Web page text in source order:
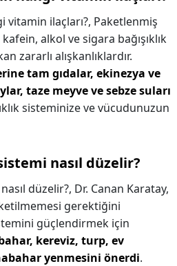
vitamin ilaçları?, Paketlenmiş
alkol ve sigara bağışıklık
zararlı alışkanlıklardır.
tam gıdalar, ekinezya ve
taze meyve ve sebze suları
sisteminize ve vücudunuzun
nasıl düzelir?
düzelir?, Dr. Canan Karatay,
gerektiğini
güçlendirmek için
kereviz, turp, ev
yenmesini önerdi.